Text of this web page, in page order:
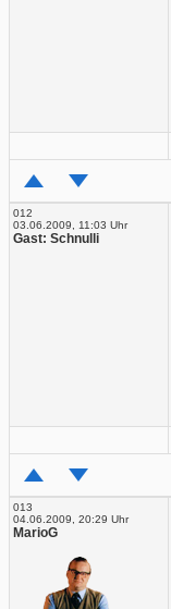
012
03.06.2009, 11:03 Uhr
Gast: Schnulli
013
04.06.2009, 20:29 Uhr
MarioG